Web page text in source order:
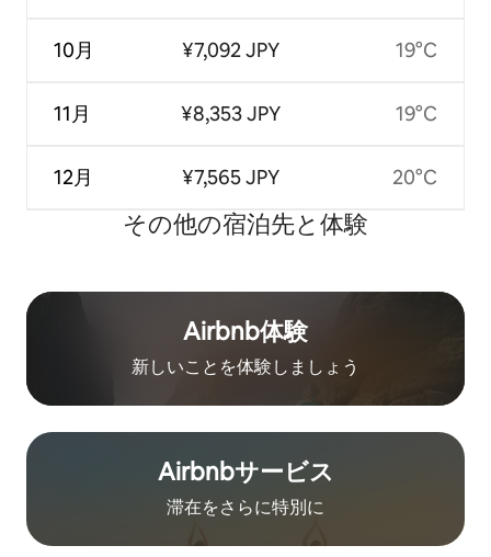
10月
11月
12月
¥7,092 JPY
¥8,353 JPY
¥7,565 JPY
19°C
19°C
20°C
その他の宿⁠泊⁠先と体⁠験
Airbnb体験
新しいことを体験しましょう
Airbnb⁠サ⁠ー⁠ビ⁠ス
滞在をさ⁠ら⁠に特⁠別⁠に